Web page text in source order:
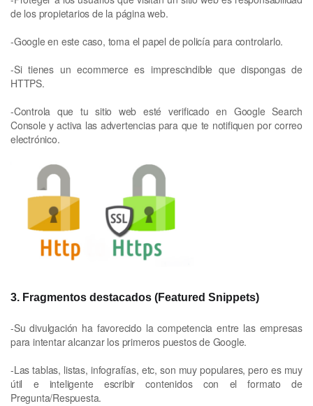
de los propietarios de la página web.
-Google en este caso, toma el papel de policía para controlarlo.
-Si tienes un ecommerce es imprescindible que dispongas de
HTTPS.
-Controla que tu sitio web esté verificado en Google Search
Console y activa las advertencias para que te notifiquen por correo
electrónico.
3. Fragmentos destacados (Featured Snippets)
-Su divulgación ha favorecido la competencia entre las empresas
para intentar alcanzar los primeros puestos de Google.
-Las tablas, listas, infografías, etc, son muy populares, pero es muy
útil e inteligente escribir contenidos con el formato de
Pregunta/Respuesta.